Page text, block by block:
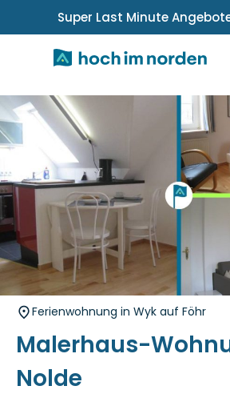
Super Last Minute
Ferienwohnung in Wyk auf Föhr
Malerhaus-
Nolde